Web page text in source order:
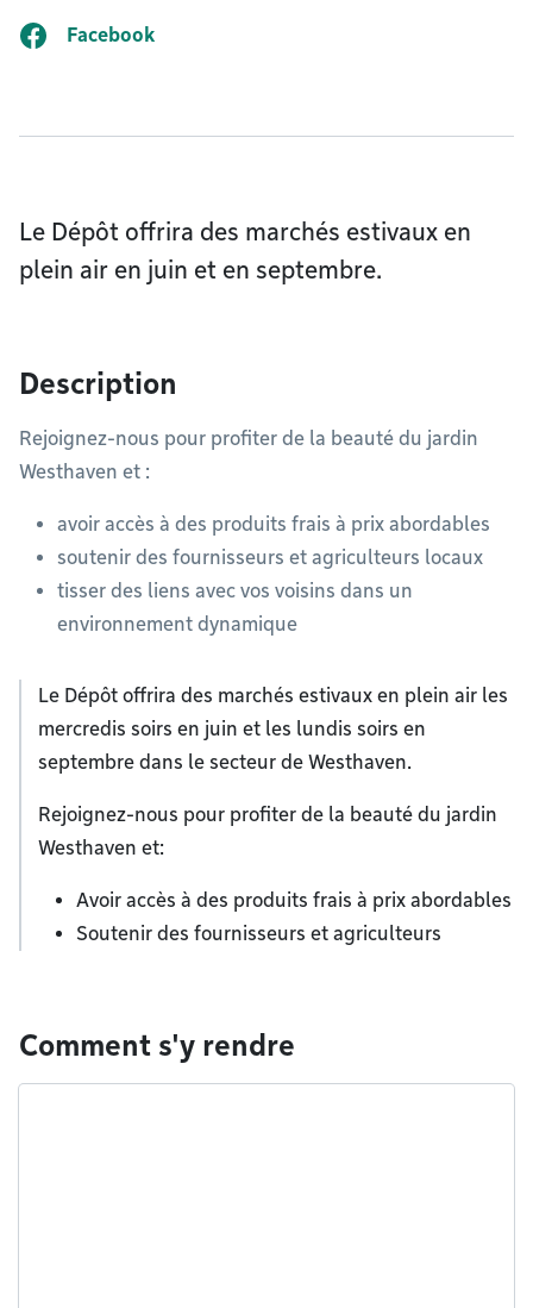
Facebook
Le Dépôt offrira des marchés estivaux en
plein air en juin et en septembre.
Description
Rejoignez-nous pour profiter de la beauté du jardin
Westhaven et :
avoir accès à des produits frais à prix abordables
soutenir des fournisseurs et agriculteurs locaux
tisser des liens avec vos voisins dans un
environnement dynamique
Le Dépôt offrira des marchés estivaux en plein air les
mercredis soirs en juin et les lundis soirs en
septembre dans le secteur de Westhaven.
Rejoignez-nous pour profiter de la beauté du jardin
Westhaven et:
Avoir accès à des produits frais à prix abordables
Soutenir des fournisseurs et agriculteurs
Comment s'y rendre